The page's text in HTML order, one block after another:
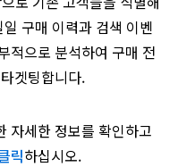
구매 이력과 검색 이벤
적으로 분석하여 구매 전
겟팅합니다.
자세한 정보를 확인하고
릭하십시오.